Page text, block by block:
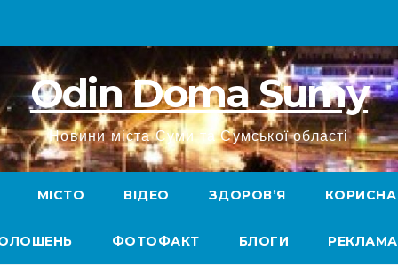
Odin Doma Sumy
Новини міста Суми та Сумської області
МІСТО ВІДЕО ЗДОРОВ’Я КОРИСНА
ФОТОФАКТ БЛОГИ РЕКЛАМА